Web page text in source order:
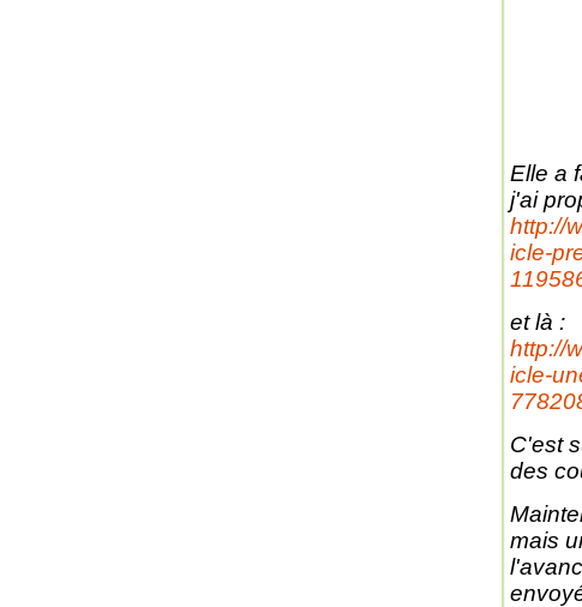
Elle a
j'ai
http://
icle-
et là :
http://
icle-
C'est
des
mais